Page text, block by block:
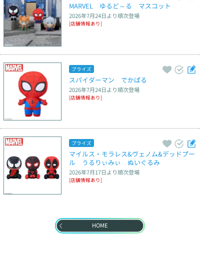
MARVEL　ゆるど～る　マスコット
2026年7月24日より順次登場
[店舗情報あり]
プライズ
スパイダーマン　でかぱる
2026年7月24日より順次登場
[店舗情報あり]
プライズ
マイルス・モラレス&ヴェノム&デッドプー
ル　うるりぃみぃ　ぬいぐるみ
2026年7月17日より順次登場
[店舗情報あり]
HOME